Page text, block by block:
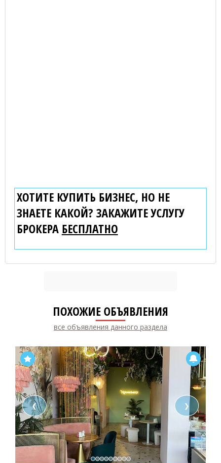
ХОТИТЕ КУПИТЬ БИЗНЕС, НО НЕ
ЗНАЕТЕ КАКОЙ? ЗАКАЖИТЕ УСЛУГУ
БРОКЕРА БЕСПЛАТНО
ПОХОЖИЕ ОБЪЯВЛЕНИЯ
все объявления данного раздела
❮ ❯